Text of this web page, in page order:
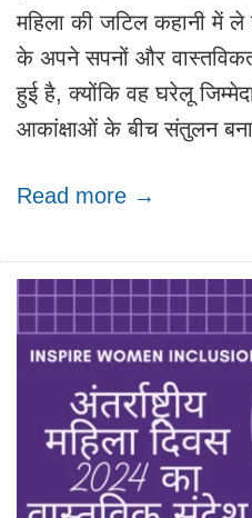
महिला की जटिल कहानी में ले
के अपने सपनों और
हुई है, क्योंकि वह घरेलू
आकांक्षाओं के बीच संतुलन
Read more →